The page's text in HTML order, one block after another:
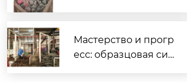
Мастерство и прогр
есс: образцовая сил
Скребок 15GL3-1